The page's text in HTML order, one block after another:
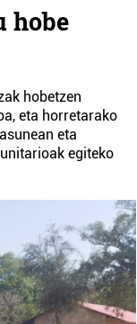
hobe
hobetzen
eta horretarako
eta
egiteko